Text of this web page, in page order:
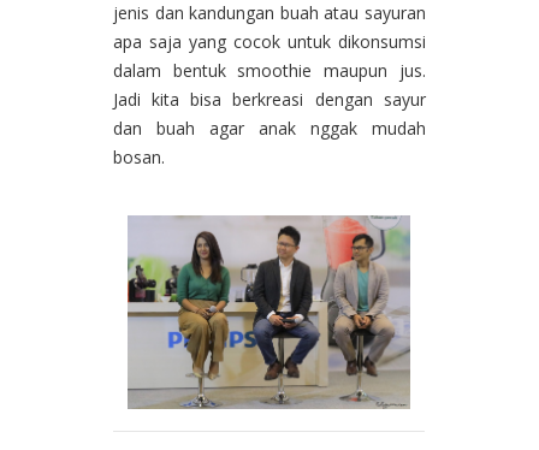
jenis dan kandungan buah atau sayuran
apa saja yang cocok untuk dikonsumsi
dalam bentuk smoothie maupun jus.
Jadi kita bisa berkreasi dengan sayur
dan buah agar anak nggak mudah
bosan.